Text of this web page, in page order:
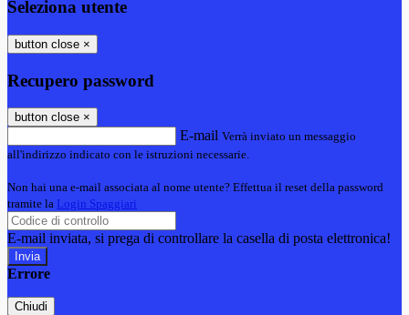
Seleziona utente
button close ×
Recupero password
button close ×
E-mail Verrà inviato un messaggio
all'indirizzo indicato con le istruzioni necessarie.
Non hai una e-mail associata al nome utente? Effettua il reset della password
tramite la Login Spaggiari
E-mail inviata, si prega di controllare la casella di posta elettronica!
Errore
Chiudi